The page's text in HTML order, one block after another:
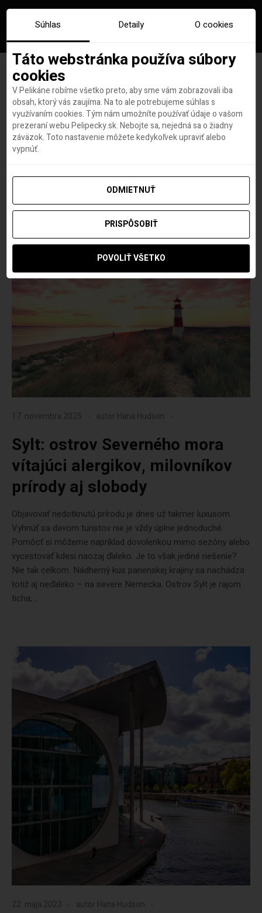
Značka:nemecko tipy
17. novembra 2025 autor Hana Hudson
Sylt: ostrov Severného mora
vítajúci alergikov, milovníkov
prírody aj slobody
Objavovať nedotknutú prírodu je dnes už takmer luxusom.
Vyhnúť sa davom turistov nie je vždy úplne jednoduché.
Pomôcť si môžeme napríklad dovolenkou mimo sezóny alebo
vycestovať kdesi naozaj ďaleko. Je to však jediné riešenie?
Nie tak celkom. Nádherný kus panenskej krajiny sa nachádza
totiž aj neďaleko – na severe Nemecka. Ostrov Sylt je rajom
ticha,...
22. mája 2023 autor Hana Hudson
Súhlas Detaily O cookies
Táto webstránka používa súbory
cookies
V Pelikáne robíme všetko preto, aby sme vám zobrazovali iba
obsah, ktorý vás zaujíma. Na to ale potrebujeme súhlas s
využívaním cookies. Tým nám umožníte používať údaje o vašom
prezeraní webu Pelipecky.sk. Nebojte sa, nejedná sa o žiadny
záväzok. Toto nastavenie môžete kedykoľvek upraviť alebo
vypnúť.
ODMIETNUŤ
PRISPÔSOBIŤ
POVOLIŤ VŠETKO